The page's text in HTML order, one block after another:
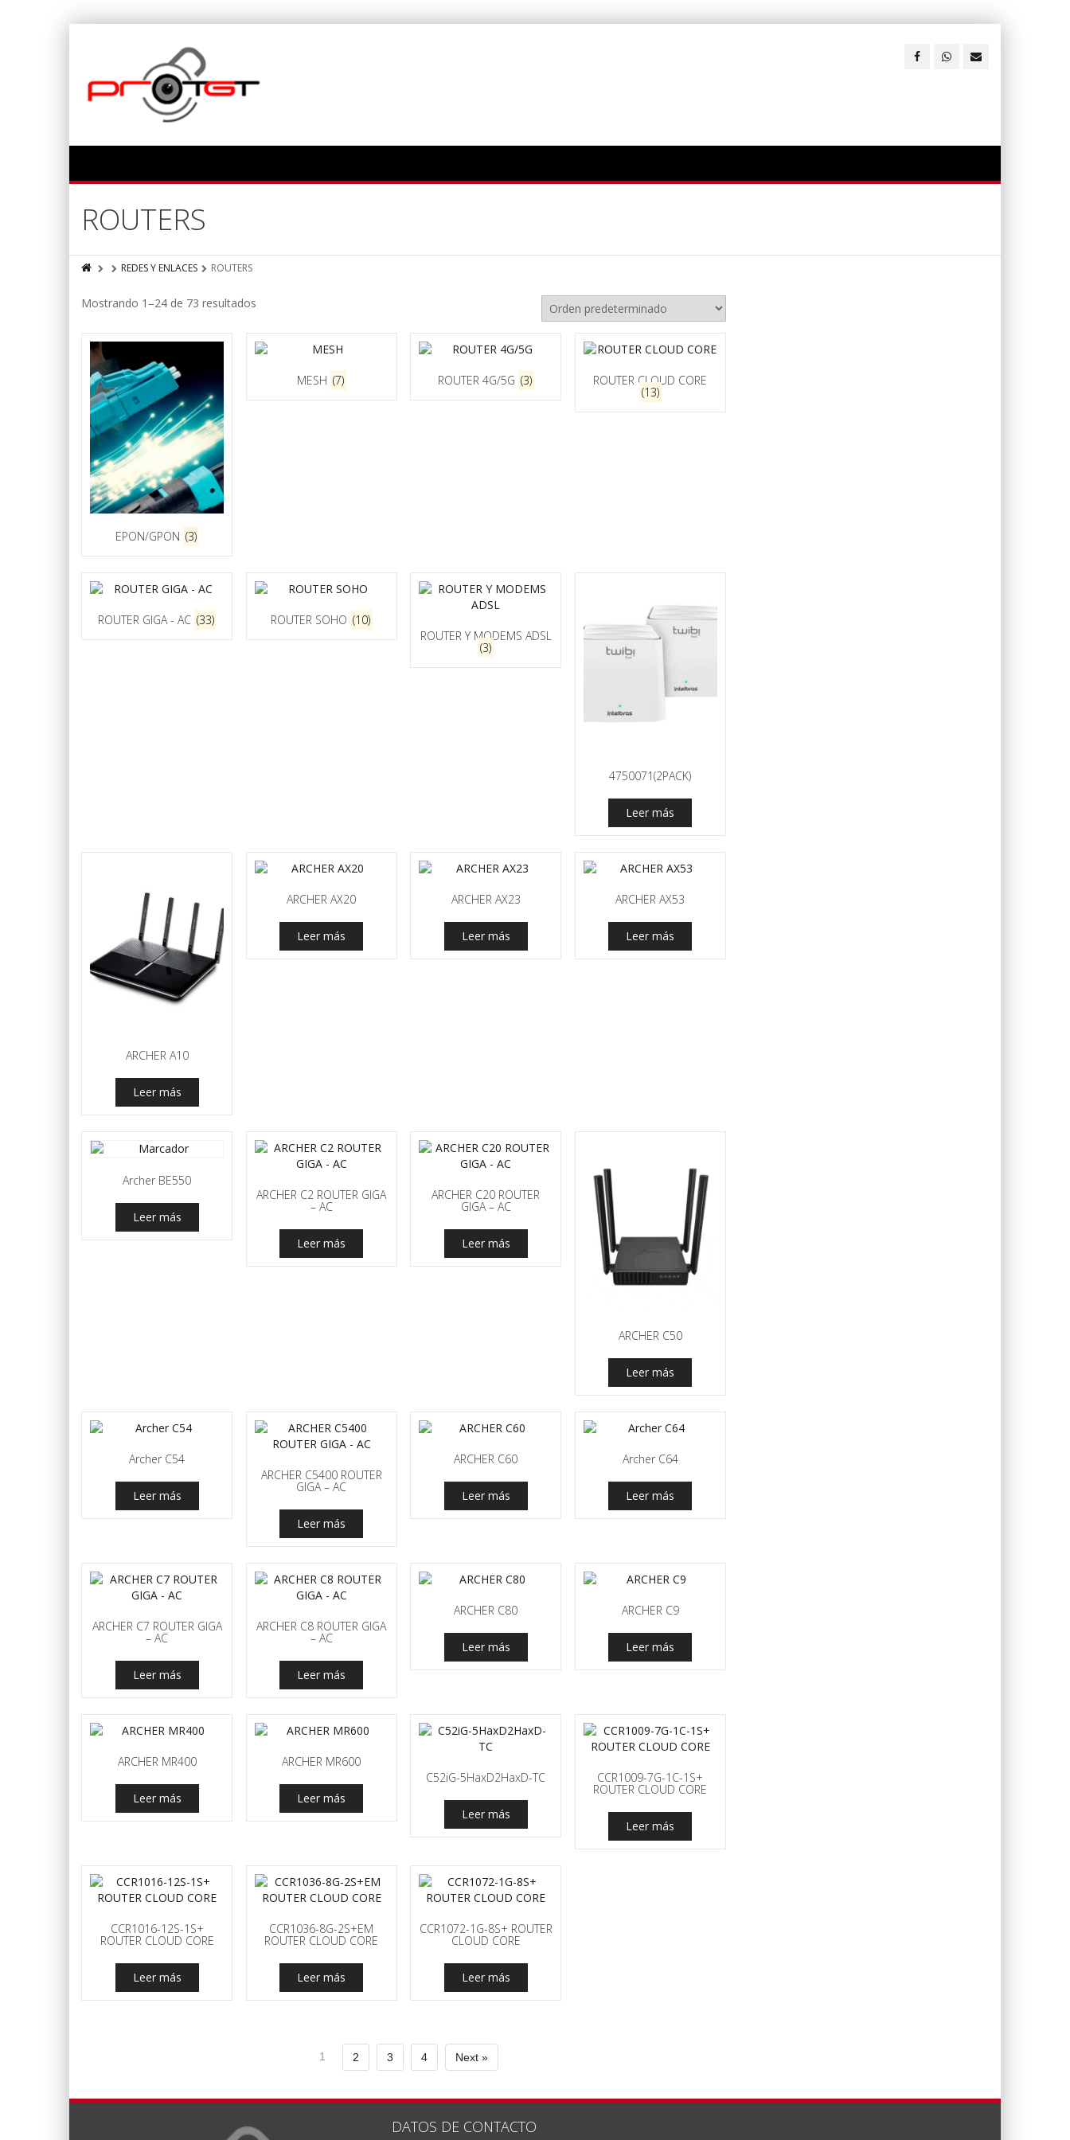
ROUTERS
REDES Y ENLACES ROUTERS
Mostrando 1–24 de 73 resultados
EPON/GPON (3)
MESH (7) ROUTER 4G/5G (3) ROUTER CLOUD CORE
(13)
ROUTER GIGA - AC (33) ROUTER SOHO (10)
ROUTER Y MODEMS ADSL
(3)
4750071(2PACK)
Leer más
ARCHER A10
Leer más
ARCHER AX20
Leer más
ARCHER AX23
Leer más
ARCHER AX53
Leer más
Archer BE550
Leer más
ARCHER C2 ROUTER GIGA
– AC
Leer más
ARCHER C20 ROUTER
GIGA – AC
Leer más
ARCHER C50
Leer más
Archer C54
Leer más
ARCHER C5400 ROUTER
GIGA – AC
Leer más
ARCHER C60
Leer más
Archer C64
Leer más
ARCHER C7 ROUTER GIGA
– AC
Leer más
ARCHER C8 ROUTER GIGA
– AC
Leer más
ARCHER C80
Leer más
ARCHER C9
Leer más
ARCHER MR400
Leer más
ARCHER MR600
Leer más
C52iG-5HaxD2HaxD-TC
Leer más
CCR1009-7G-1C-1S+
ROUTER CLOUD CORE
Leer más
CCR1016-12S-1S+
ROUTER CLOUD CORE
Leer más
CCR1036-8G-2S+EM
ROUTER CLOUD CORE
Leer más
CCR1072-1G-8S+ ROUTER
CLOUD CORE
Leer más
1 2 3 4 Next »
DATOS DE CONTACTO